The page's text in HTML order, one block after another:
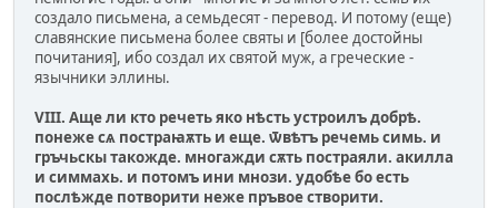
создало письмена, а семьдесят - перевод. И потому (еще)
славянские письмена более святы и [более достойны
почитания], ибо создал их святой муж, а греческие -
язычники эллины.
VIII. Аще ли кто речеть яко нѣсть устроилъ добрѣ.
понеже сѧ постраꙗѫть и еще. ѿвѣтъ речемь симь. и
гръчьскы такожде. многажди сѫть постраяли. акилла
и симмахь. и потомъ ини мнози. удобѣе бо есть
послѣжде потворити неже пръвое створити.